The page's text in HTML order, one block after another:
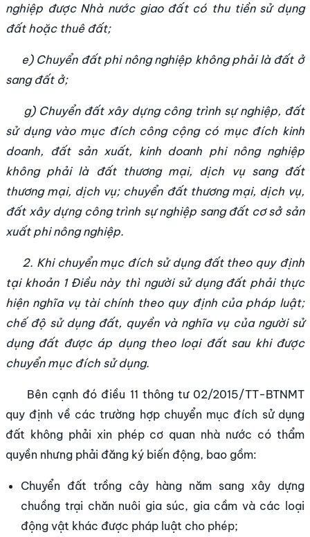
nghiệp được Nhà nước giao đất có thu tiền sử dụng
đất hoặc thuê đất;
e) Chuyển đất phi nông nghiệp không phải là đất ở
sang đất ở;
g) Chuyển đất xây dựng công trình sự nghiệp, đất
sử dụng vào mục đích công cộng có mục đích kinh
doanh, đất sản xuất, kinh doanh phi nông nghiệp
không phải là đất thương mại, dịch vụ sang đất
thương mại, dịch vụ; chuyển đất thương mại, dịch vụ,
đất xây dựng công trình sự nghiệp sang đất cơ sở sản
xuất phi nông nghiệp.
2. Khi chuyển mục đích sử dụng đất theo quy định
tại khoản 1 Điều này thì người sử dụng đất phải thực
hiện nghĩa vụ tài chính theo quy định của pháp luật;
chế độ sử dụng đất, quyền và nghĩa vụ của người sử
dụng đất được áp dụng theo loại đất sau khi được
chuyển mục đích sử dụng.
Bên cạnh đó điều 11 thông tư 02/2015/TT-BTNMT
quy định về các trường hợp chuyển mục đích sử dụng
đất không phải xin phép cơ quan nhà nước có thẩm
quyền nhưng phải đăng ký biến động, bao gồm:
Chuyển đất trồng cây hàng năm sang xây dựng
chuồng trại chăn nuôi gia súc, gia cầm và các loại
động vật khác được pháp luật cho phép;